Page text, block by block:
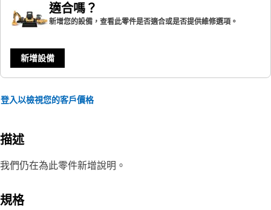
適合嗎？
新增您的設備，查看此零件是否適合或是否提供維修選項。
新增設備
登入以檢視您的客戶價格
描述
我們仍在為此零件新增說明。
規格